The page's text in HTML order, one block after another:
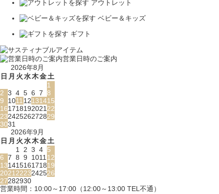
アウトレット
ベビー＆キッズ
ギフト
営業日時のご案内
2026年8月
日 月 火水木金土
1
2 3 4 5 6 7 8
9
1011 12131415
161718192021 22
23242526272829
3031
2026年9月
日 月 火水木金土
1
2 3 4 5
6 7 8 9 1011 12
13141516171819
2021 2223242526
27282930
営業時間：10:00～17:00（12:00～13:00 TEL不通）